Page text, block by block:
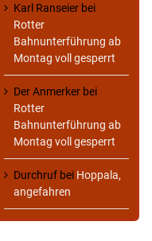
Karl Ranseier bei
Rotter
Bahnunterführung ab
Montag voll gesperrt
Der Anmerker bei
Rotter
Bahnunterführung ab
Montag voll gesperrt
Durchruf bei Hoppala,
angefahren